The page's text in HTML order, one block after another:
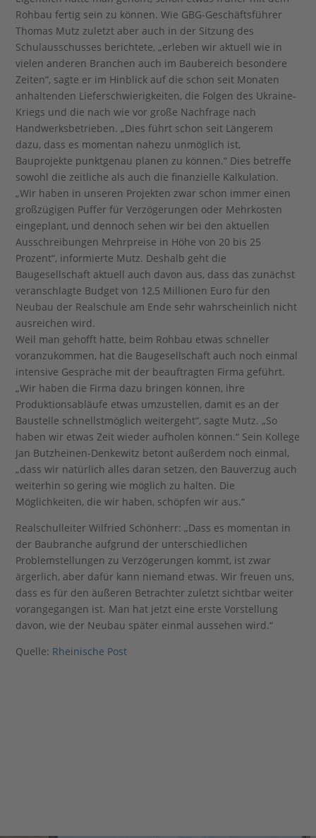
Rohbau fertig sein zu können. Wie GBG-Geschäftsführer
Thomas Mutz zuletzt aber auch in der Sitzung des
Schulausschusses berichtete, „erleben wir aktuell wie in
vielen anderen Branchen auch im Baubereich besondere
Zeiten“, sagte er im Hinblick auf die schon seit Monaten
anhaltenden Lieferschwierigkeiten, die Folgen des Ukraine-
Kriegs und die nach wie vor große Nachfrage nach
Handwerksbetrieben. „Dies führt schon seit Längerem
dazu, dass es momentan nahezu unmöglich ist,
Bauprojekte punktgenau planen zu können.“ Dies betreffe
sowohl die zeitliche als auch die finanzielle Kalkulation.
„Wir haben in unseren Projekten zwar schon immer einen
großzügigen Puffer für Verzögerungen oder Mehrkosten
eingeplant, und dennoch sehen wir bei den aktuellen
Ausschreibungen Mehrpreise in Höhe von 20 bis 25
Prozent“, informierte Mutz. Deshalb geht die
Baugesellschaft aktuell auch davon aus, dass das zunächst
veranschlagte Budget von 12,5 Millionen Euro für den
Neubau der Realschule am Ende sehr wahrscheinlich nicht
ausreichen wird.
Weil man gehofft hatte, beim Rohbau etwas schneller
voranzukommen, hat die Baugesellschaft auch noch einmal
intensive Gespräche mit der beauftragten Firma geführt.
„Wir haben die Firma dazu bringen können, ihre
Produktionsabläufe etwas umzustellen, damit es an der
Baustelle schnellstmöglich weitergeht“, sagte Mutz. „So
haben wir etwas Zeit wieder aufholen können.“ Sein Kollege
Jan Butzheinen-Denkewitz betont außerdem noch einmal,
„dass wir natürlich alles daran setzen, den Bauverzug auch
weiterhin so gering wie möglich zu halten. Die
Möglichkeiten, die wir haben, schöpfen wir aus.“
Realschulleiter Wilfried Schönherr: „Dass es momentan in
der Baubranche aufgrund der unterschiedlichen
Problemstellungen zu Verzögerungen kommt, ist zwar
ärgerlich, aber dafür kann niemand etwas. Wir freuen uns,
dass es für den äußeren Betrachter zuletzt sichtbar weiter
vorangegangen ist. Man hat jetzt eine erste Vorstellung
davon, wie der Neubau später einmal aussehen wird.“
Quelle: Rheinische Post